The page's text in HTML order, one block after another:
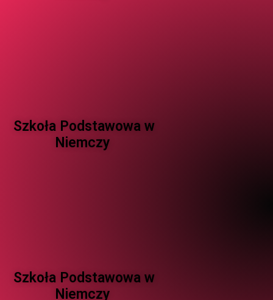
Szkoła Podstawowa w
Niemczy ​
Szkoła Podstawowa w
Niemczy ​